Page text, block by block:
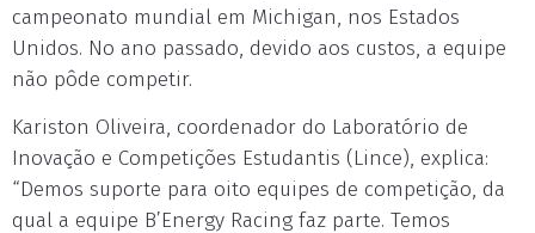
campeonato mundial em Michigan, nos Estados
Unidos. No ano passado, devido aos custos, a equipe
não pôde competir.
Kariston Oliveira, coordenador do Laboratório de
Inovação e Competições Estudantis (Lince), explica:
“Demos suporte para oito equipes de competição, da
qual a equipe B’Energy Racing faz parte. Temos